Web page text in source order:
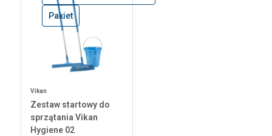
Pakiet
Vikan
Zestaw startowy do
sprzątania Vikan
Hygiene 02